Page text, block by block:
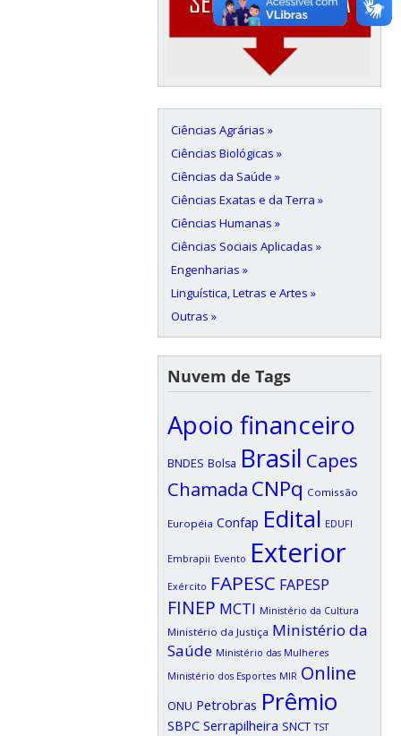
Ciências Agrárias »
Ciências Biológicas »
Ciências da Saúde »
Ciências Exatas e da Terra »
Ciências Humanas »
Ciências Sociais Aplicadas »
Engenharias »
Linguística, Letras e Artes »
Outras »
Nuvem de Tags
Apoio financeiro
BNDES Bolsa Brasil Capes
Chamada CNPq Comissão
Européia Confap Edital EDUFI
Embrapii Evento Exterior
Exército FAPESC FAPESP
FINEP MCTI Ministério da Cultura
Ministério da Justiça Ministério da
Saúde Ministério das Mulheres
Ministério dos Esportes MIR Online
ONU Petrobras Prêmio
SBPC Serrapilheira SNCT TST